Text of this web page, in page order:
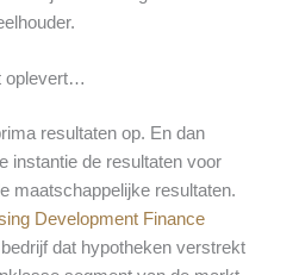
oplevert…
resultaten op. En dan
instantie de resultaten voor
maatschappelijke resultaten.
Development Finance
dat hypotheken verstrekt